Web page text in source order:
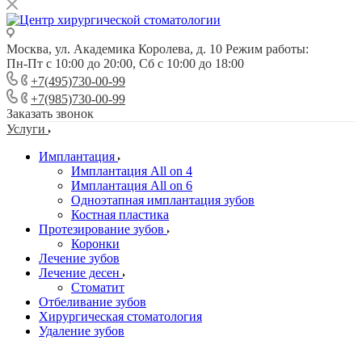
Москва, ул. Академика Королева, д. 10 Режим работы:
Пн-Пт с 10:00 до 20:00, Сб с 10:00 до 18:00
+7(495)730-00-99
+7(985)730-00-99
Заказать звонок
Услуги
Имплантация
Имплантация All on 4
Имплантация All on 6
Одноэтапная имплантация зубов
Костная пластика
Протезирование зубов
Коронки
Лечение зубов
Лечение десен
Стоматит
Отбеливание зубов
Хирургическая стоматология
Удаление зубов